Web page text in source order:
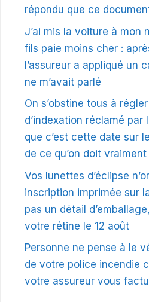
répondu que ce
J’ai mis la voiture à mon
fils paie moins cher :
l’assureur a appliqué un
ne m’avait parlé
On s’obstine tous à
d’indexation réclamé par
que c’est cette date sur
de ce qu’on doit vraiment
Vos lunettes d’éclipse
inscription imprimée sur
pas un détail
votre rétine le 12 août
Personne ne pense à le
de votre police incendie
votre assureur vous